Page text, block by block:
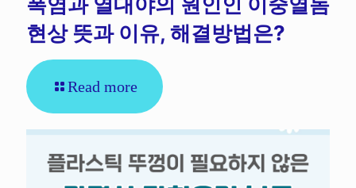
현상 뜻과 이유, 해결방법은?
Read more